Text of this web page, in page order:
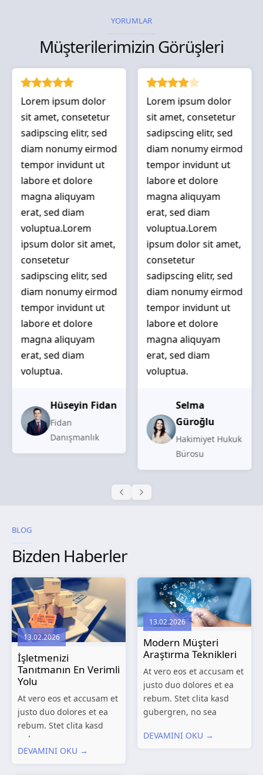
YORUMLAR
Müşterilerimizin Görüşleri
Lorem ipsum dolor
sit amet, consetetur
sadipscing elitr, sed
diam nonumy eirmod
tempor invidunt ut
labore et dolore
magna aliquyam
erat, sed diam
voluptua.Lorem
ipsum dolor sit amet,
consetetur
sadipscing elitr, sed
diam nonumy eirmod
tempor invidunt ut
labore et dolore
magna aliquyam
erat, sed diam
voluptua.
Hüseyin Fidan
Fidan
Danışmanlık
Lorem ipsum dolor
sit amet, consetetur
sadipscing elitr, sed
diam nonumy eirmod
tempor invidunt ut
labore et dolore
magna aliquyam
erat, sed diam
voluptua.Lorem
ipsum dolor sit amet,
consetetur
sadipscing elitr, sed
diam nonumy eirmod
tempor invidunt ut
labore et dolore
magna aliquyam
erat, sed diam
voluptua.
Selma
Güroğlu
Hakimiyet Hukuk
Bürosu
BLOG
Bizden Haberler
13.02.2026
İşletmenizi
Tanıtmanın En Verimli
Yolu
At vero eos et accusam et
justo duo dolores et ea
rebum. Stet clita kasd
gubergren, no sea
takimata sanctus est
DEVAMINI OKU →
13.02.2026
Modern Müşteri
Araştırma Teknikleri
At vero eos et accusam et
justo duo dolores et ea
rebum. Stet clita kasd
gubergren, no sea
Lorem ipsum dolor sit
DEVAMINI OKU →